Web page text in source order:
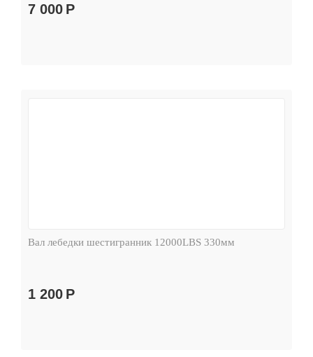
7 000 Р
Вал лебедки шестигранник 12000LBS 330мм
1 200 Р